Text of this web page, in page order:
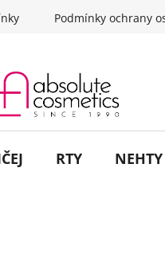
Podmínky ochrany
RTY NEHTY